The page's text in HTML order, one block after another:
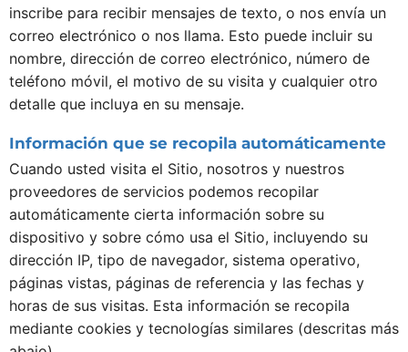
inscribe para recibir mensajes de texto, o nos envía un
correo electrónico o nos llama. Esto puede incluir su
nombre, dirección de correo electrónico, número de
teléfono móvil, el motivo de su visita y cualquier otro
detalle que incluya en su mensaje.
Información que se recopila automáticamente
Cuando usted visita el Sitio, nosotros y nuestros
proveedores de servicios podemos recopilar
automáticamente cierta información sobre su
dispositivo y sobre cómo usa el Sitio, incluyendo su
dirección IP, tipo de navegador, sistema operativo,
páginas vistas, páginas de referencia y las fechas y
horas de sus visitas. Esta información se recopila
mediante cookies y tecnologías similares (descritas más